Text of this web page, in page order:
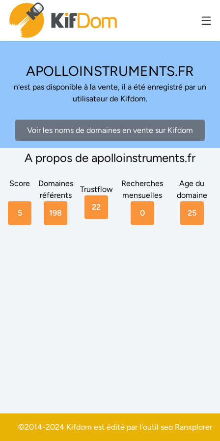
APOLLOINSTRUMENTS.FR
n'est pas disponible à la vente, il a été enregistré par un
utilisateur de Kifdom.
Voir les noms de domaines en vente sur Kifdom
A propos de apolloinstruments.fr
Score
5
Domaines
référents
198
Trustflow
22
Recherches
mensuelles
0
Age du
domaine
25
©2014-2024 Kifdom est édité par l'outil seo Ranxplorer